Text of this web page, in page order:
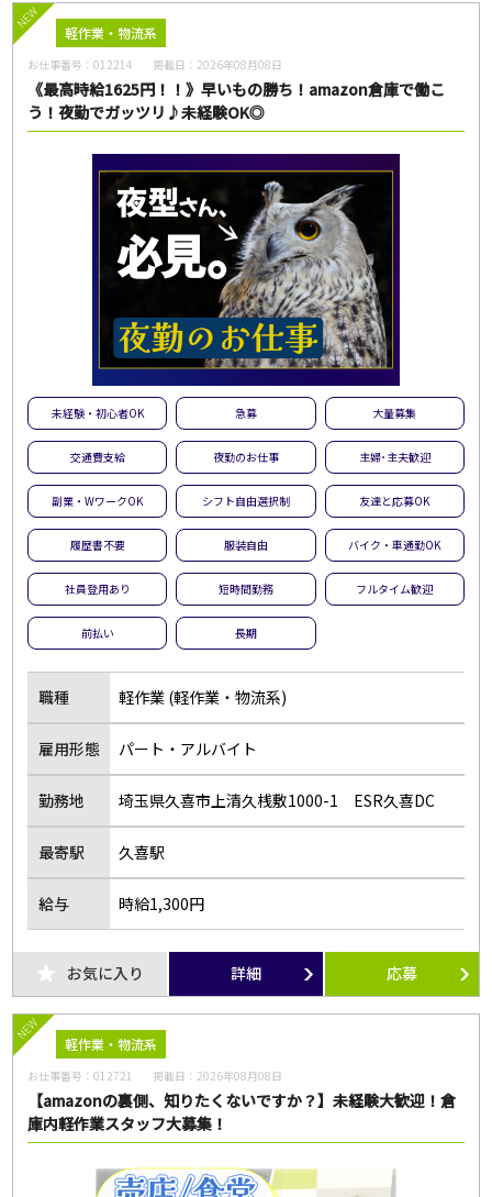
NEW
軽作業・物流系
お仕事番号：012214 掲載日： 2026年08月08日
《最高時給1625円！！》早いもの勝ち！amazon倉庫で働こ
う！夜勤でガッツリ♪未経験OK◎
未経験・初心者OK 急募 大量募集
交通費支給 夜勤のお仕事 主婦･主夫歓迎
副業・WワークOK シフト自由選択制 友達と応募OK
履歴書不要 服装自由 バイク・車通勤OK
社員登用あり 短時間勤務 フルタイム歓迎
前払い 長期
職種 軽作業 (軽作業・物流系)
雇用形態 パート・アルバイト
勤務地 埼玉県久喜市上清久桟敷1000-1 ESR久喜DC
最寄駅 久喜駅
給与 時給1,300円
お気に入り 詳細 応募
NEW
軽作業・物流系
お仕事番号：012721 掲載日： 2026年08月08日
【amazonの裏側、知りたくないですか？】未経験大歓迎！倉
庫内軽作業スタッフ大募集！